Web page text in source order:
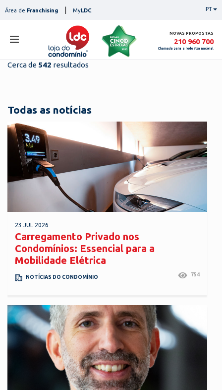
toÁrea de Franchising MyLDC PT
NOVAS PROPOSTAS
210 960 700
Chamada para a rede fixa nacional
notícias
contactos
Cerca de 542 resultados
Todas as notícias
23 JUL 2026
Carregamento Privado nos
Condomínios: Essencial para a
Mobilidade Elétrica
NOTÍCIAS DO CONDOMÍNIO 754